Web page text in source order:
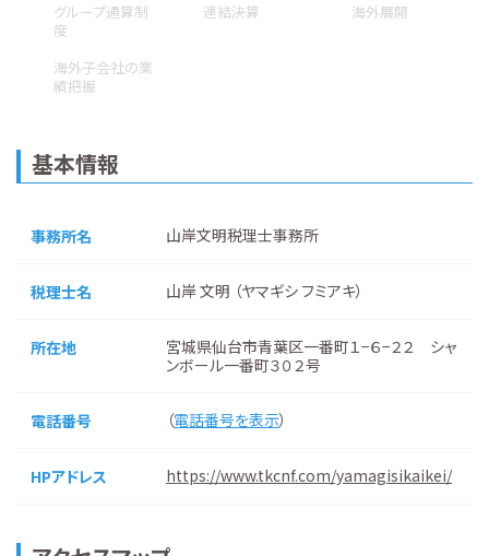
グループ通算制
度
連結決算 海外展開
海外子会社の業
績把握
基本情報
事務所名 山岸文明税理士事務所
税理士名 山岸 文明 （ヤマギシ フミアキ）
所在地
宮城県仙台市青葉区一番町１−６−２２ シャ
ンボール一番町３０２号
電話番号 （電話番号を表示）
HPアドレス https://www.tkcnf.com/yamagisikaikei/